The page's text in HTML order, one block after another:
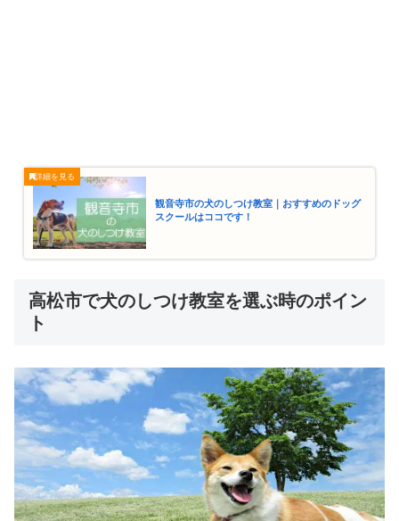
観音寺市の犬のしつけ教室｜おすすめのドッグ
スクールはココです！
高松市で犬のしつけ教室を選ぶ時のポイン
ト